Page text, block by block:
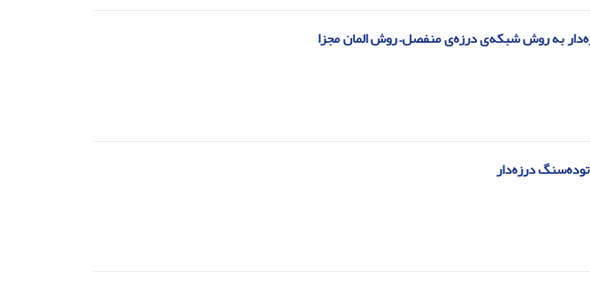
به روش شبکه‌ی درزه‌ی منفصل– روش المان مجزا
درزه‌دار